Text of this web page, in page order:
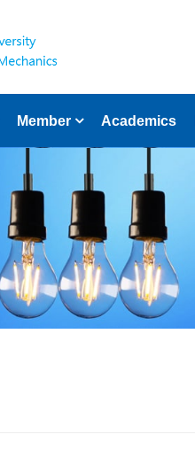
Member Academics